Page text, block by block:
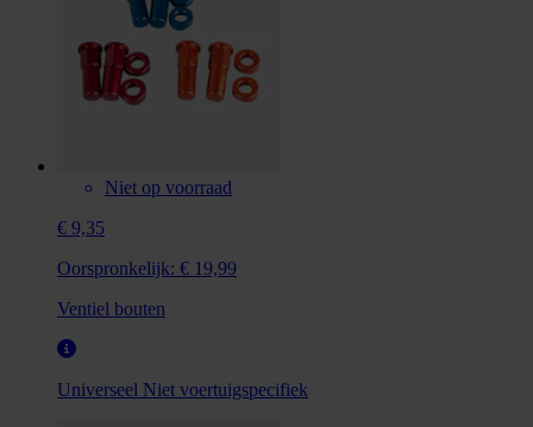
Niet op voorraad
€ 9,35
Oorspronkelijk: € 19,99
Ventiel bouten
Universeel Niet voertuigspecifiek